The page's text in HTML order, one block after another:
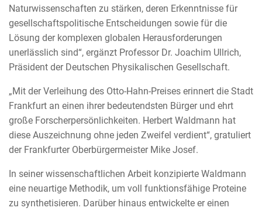
Naturwissenschaften zu stärken, deren Erkenntnisse für
gesellschaftspolitische Entscheidungen sowie für die
Lösung der komplexen globalen Herausforderungen
unerlässlich sind“, ergänzt Professor Dr. Joachim Ullrich,
Präsident der Deutschen Physikalischen Gesellschaft.
„Mit der Verleihung des Otto-Hahn-Preises erinnert die Stadt
Frankfurt an einen ihrer bedeutendsten Bürger und ehrt
große Forscherpersönlichkeiten. Herbert Waldmann hat
diese Auszeichnung ohne jeden Zweifel verdient“, gratuliert
der Frankfurter Oberbürgermeister Mike Josef.
In seiner wissenschaftlichen Arbeit konzipierte Waldmann
eine neuartige Methodik, um voll funktionsfähige Proteine
zu synthetisieren. Darüber hinaus entwickelte er einen